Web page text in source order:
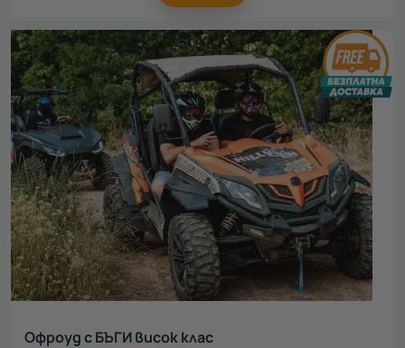
Офроуд с БЪГИ висок клас